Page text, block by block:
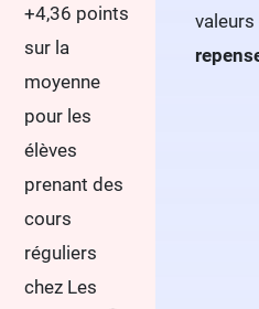
valeurs
+4,36 points
sur la
moyenne
pour les
élèves
prenant des
cours
réguliers
chez Les